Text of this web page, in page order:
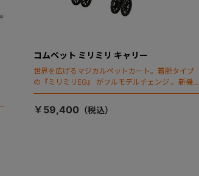
コムペット ミリミリ キャリー
世界を広げるマジカルペットカート。着脱タイプ
の『ミリミリEG』 がフルモデルチェンジ 。新機能
「マジカルフォールディング」搭載
￥59,400